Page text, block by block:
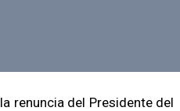
renuncia del Presidente del